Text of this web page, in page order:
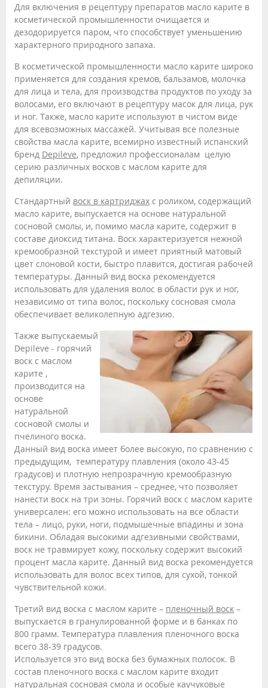
Для включения в рецептуру препаратов масло карите в
косметической промышленности очищается и
дезодорируется паром, что способствует уменьшению
характерного природного запаха.
В косметической промышленности масло карите широко
применяется для создания кремов, бальзамов, молочка
для лица и тела, для производства продуктов по уходу за
волосами, его включают в рецептуру масок для лица, рук
и ног. Также, масло карите используют в чистом виде
для всевозможных массажей. Учитывая все полезные
свойства масла карите, всемирно известный испанский
бренд Depileve, предложил профессионалам целую
серию различных восков с маслом карите для
депиляции.
Стандартный воск в картриджах с роликом, содержащий
масло карите, выпускается на основе натуральной
сосновой смолы, и, помимо масла карите, содержит в
составе диоксид титана. Воск характеризуется нежной
кремообразной текстурой и имеет приятный матовый
цвет слоновой кости, быстро плавится, достигая рабочей
температуры. Данный вид воска рекомендуется
использовать для удаления волос в области рук и ног,
независимо от типа волос, поскольку сосновая смола
обеспечивает великолепную адгезию.
Также выпускаемый
Depileve - горячий
воск с маслом
карите ,
производится на
основе
натуральной
сосновой смолы и
пчелиного воска.
Данный вид воска имеет более высокую, по сравнению с
предыдущим, температуру плавления (около 43-45
градусов) и плотную непрозрачную кремообразную
текстуру. Время застывания – среднее, что позволяет
нанести воск на три зоны. Горячий воск с маслом карите
универсален: его можно использовать на все области
тела – лицо, руки, ноги, подмышечные впадины и зона
бикини. Обладая высокими адгезивными свойствами,
воск не травмирует кожу, поскольку содержит высокий
процент масла карите. Данный вид воска рекомендуется
использовать для волос всех типов, для сухой, тонкой
чувствительной кожи.
Третий вид воска с маслом карите – пленочный воск –
выпускается в гранулированной форме и в банках по
800 грамм. Температура плавления пленочного воска
всего 38-39 градусов.
Используется это вид воска без бумажных полосок. В
состав пленочного воска с маслом карите входит
натуральная сосновая смола и особые каучуковые